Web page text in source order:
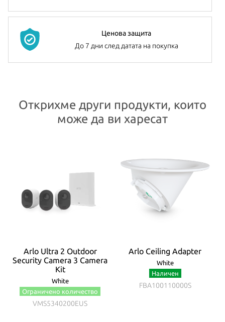
Ценова защита
До 7 дни след датата на покупка
Открихме други продукти, които
може да ви харесат
Arlo Ultra 2 Outdoor
Security Camera 3 Camera
Kit
White
Ограничено количество
VMS5340200EUS
Arlo Ceiling Adapter
White
Наличен
FBA100110000S